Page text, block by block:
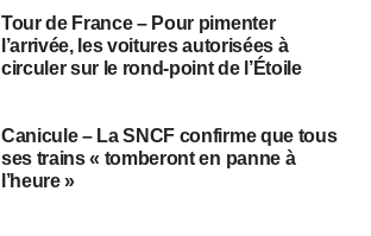
Tour de France – Pour pimenter
l’arrivée, les voitures autorisées à
circuler sur le rond-point de l’Étoile
Canicule – La SNCF confirme que tous
ses trains « tomberont en panne à
l’heure »